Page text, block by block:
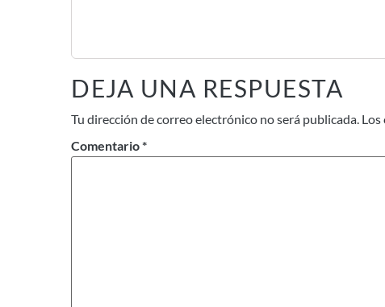
DEJA UNA RESPUESTA
Tu dirección de correo electrónico no será publicada. Los
Comentario*